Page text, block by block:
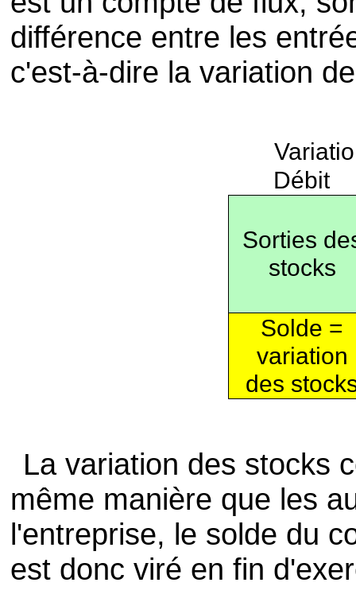
différence entre les
c'est-à-dire la variation
Débit
Sorties
stocks
Solde =
variation
des
La variation des stocks
même manière que les
l'entreprise, le solde du
est donc viré en fin